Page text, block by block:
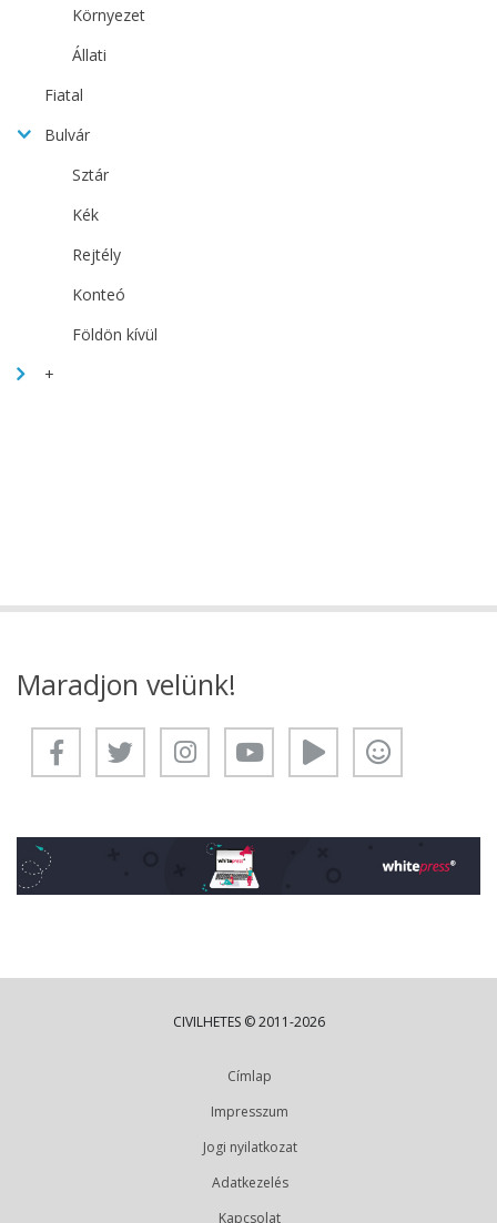
Környezet
Állati
Fiatal
Bulvár
Sztár
Kék
Rejtély
Konteó
Földön kívül
+
Maradjon velünk!
CIVILHETES © 2011-2026
Címlap
Impresszum
Jogi nyilatkozat
Adatkezelés
Kapcsolat